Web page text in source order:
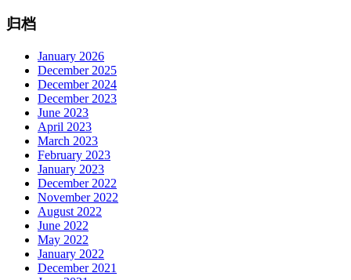
归档
January 2026
December 2025
December 2024
December 2023
June 2023
April 2023
March 2023
February 2023
January 2023
December 2022
November 2022
August 2022
June 2022
May 2022
January 2022
December 2021